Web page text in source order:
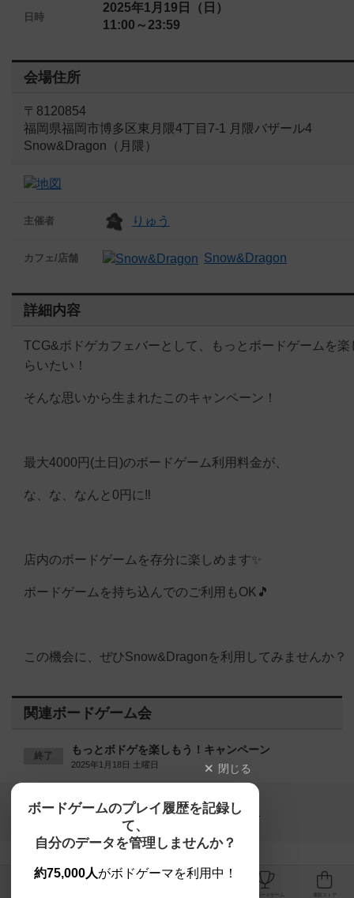
日時
2025年1月19日（日）
11:00～23:59
会場住所
〒8120854
福岡県福岡市博多区東月隈4丁目7-1 月隈バザール4
Snow&Dragon（月隈）
主催者 りゅう
カフェ/店舗 Snow&Dragon
詳細内容
TCG&ボドゲカフェバーとして、もっとボードゲームを楽
らいたい！
そんな思いから生まれたこのキャンペーン！
最大4000円(土日)のボードゲーム利用料金が、
な、な、なんと0円に‼️
店内のボードゲームを存分に楽しめます✨
ボードゲームを持ち込んでのご利用もOK🎵
この機会に、ぜひSnow&Dragonを利用してみませんか？
関連ボードゲーム会
終了 もっとボドゲを楽しもう！キャンペーン
2025年1月18日 土曜日 閉じる
ボードゲームのプレイ履歴を記録し
て、
自分のデータを管理しませんか？
約75,000人がボドゲーマを利用中！
【ボドゲーマ】ボードゲームの総合情報サイト